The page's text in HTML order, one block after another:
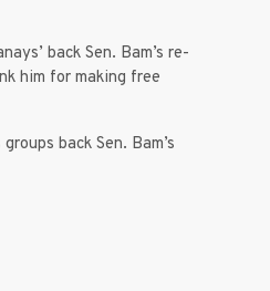
back Sen. Bam’s re-
him for making free
back Sen. Bam’s